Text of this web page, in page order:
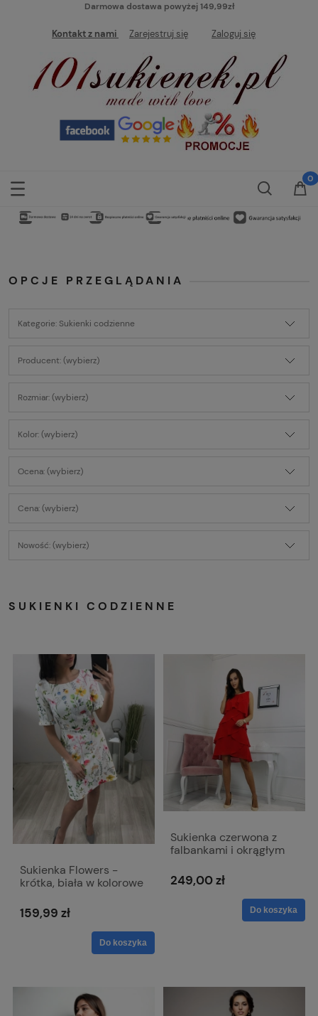
Darmowa dostawa powyżej 149,99zł
Kontakt z nami Zarejestruj się Zaloguj się
OPCJE PRZEGLĄDANIA
Kategorie: Sukienki codzienne
Producent: (wybierz)
Rozmiar: (wybierz)
Kolor: (wybierz)
Ocena: (wybierz)
Cena: (wybierz)
Nowość: (wybierz)
SUKIENKI CODZIENNE
Sukienka Flowers -
krótka, biała w kolorowe
159,99 zł
Do koszyka
Sukienka czerwona z
falbankami i okrągłym
Bella
249,00 zł
Do koszyka